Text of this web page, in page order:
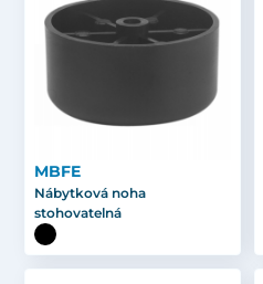
MBFE
Nábytková noha
stohovatelná